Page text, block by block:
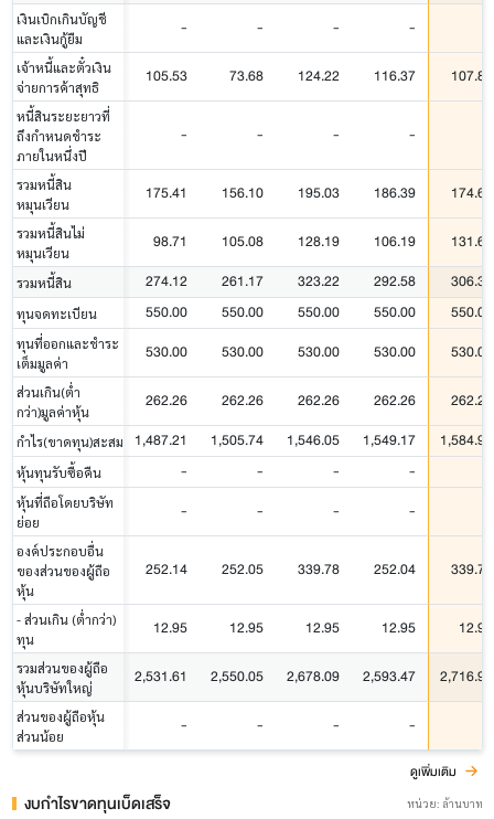
เงินเบิกเกินบัญชี
และเงินกู้ยืม
- - - -
เจ้าหนี้และตั๋วเงิน
จ่ายการค้าสุทธิ
105.53 73.68 124.22 116.37 107.82
หนี้สินระยะยาวที่
ถึงกำหนดชำระ
ภายในหนึ่งปี
- - - -
รวมหนี้สิน
หมุนเวียน
175.41 156.10 195.03 186.39 174.63
รวมหนี้สินไม่
หมุนเวียน
98.71 105.08 128.19 106.19 131.69
รวมหนี้สิน 274.12 261.17 323.22 292.58 306.32
ทุนจดทะเบียน 550.00 550.00 550.00 550.00 550.00
ทุนที่ออกและชำระ
เต็มมูลค่า
530.00 530.00 530.00 530.00 530.00
ส่วนเกิน(ต่ำ
กว่า)มูลค่าหุ้น
262.26 262.26 262.26 262.26 262.26
กำไร(ขาดทุน)สะสม 1,487.21 1,505.74 1,546.05 1,549.17 1,584.95
หุ้นทุนรับซื้อคืน - - - -
หุ้นที่ถือโดยบริษัท
ย่อย
- - - -
องค์ประกอบอื่น
ของส่วนของผู้ถือ
หุ้น
252.14 252.05 339.78 252.04 339.78
- ส่วนเกิน (ต่ำกว่า)
ทุน
12.95 12.95 12.95 12.95 12.95
รวมส่วนของผู้ถือ
หุ้นบริษัทใหญ่
2,531.61 2,550.05 2,678.09 2,593.47 2,716.99
ส่วนของผู้ถือหุ้น
ส่วนน้อย
- - - -
ดูเพิ่มเติม
งบกำไรขาดทุนเบ็ดเสร็จ หน่วย: ล้านบาท